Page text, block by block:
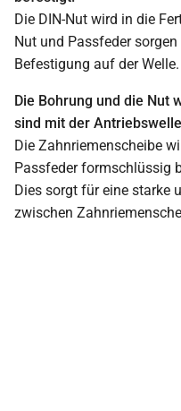
Die DIN-Nut wird in die
Nut und Passfeder
Befestigung auf der Welle.
Die Bohrung und die Nut
sind mit der
Die Zahnriemenscheibe
Passfeder formschlüssig
Dies sorgt für eine starke
zwischen